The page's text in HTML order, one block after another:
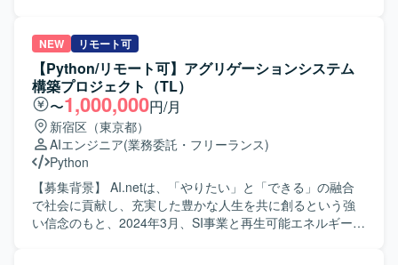
という高いセキュリティ要件下での設計・運用経験を通じ
て、信頼性工学や運用自動化のスキルを幅広く身につけて
いただけます。 【開発環境】 Azureを中心としたクラウド
インフラ、Terraformによる全環境のコード管理、Front
Doorを用いた負荷分散、Azure Monitor / Application
Insights を用いた監視とアラートのコード化、PITRによる
バックアップ・リストア運用などの環境で作業していただ
きます。
ことで精度向上を図っていただきます。GraphRAGやファ
インチューニングなど、その他有効な手法を検討しつつ、
モデルの選定、チューニング、チューニング前後のモデル
検証および評価報告を実施していただきます。 【求める人
物像】 業務固有ドメインの理解を深めながら、最適なAIモ
デル構成やRAG構成を自ら提案し、検証を回しながら粘り
強く精度改善に取り組んでいただける方を求めています。
また、新しいAI技術やフレームワークのキャッチアップに
積極的で、関係者と連携しながら柔軟に進めていただける
方が望ましいです。 【ポジションの魅力】 オフライン環境
かつ業務固有知識に特化したAI開発に携わることで、生成AI
NEW リモート可
【Python/リモート可】アグリゲーションシステム
構築プロジェクト（TL）
〜1,000,000円/月
新宿区（東京都）
AIエンジニア(業務委託・フリーランス)
Python
【募集背景】 AI.netは、「やりたい」と「できる」の融合
で社会に貢献し、充実した豊かな人生を共に創るという強
い信念のもと、2024年3月、SI事業と再生可能エネルギー